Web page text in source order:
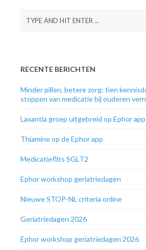
RECENTE BERICHTEN
Minder pillen, betere zorg: tien
stoppen van medicatie bij ouderen
Laxantia groep uitgebreid op Ephor app
Thiamine op de Ephor app
Medicatieflits SGLT2
Ephor workshop geriatriedagen
Nieuwe STOP-NL criteria online
Geriatriedagen 2026
Ephor workshop geriatriedagen 2026